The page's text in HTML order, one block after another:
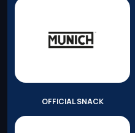
OFFICIAL SNACK